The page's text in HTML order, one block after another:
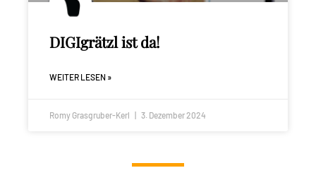
DIGIgrätzl ist da!
WEITER LESEN »
Romy Grasgruber-Kerl 3. Dezember 2024